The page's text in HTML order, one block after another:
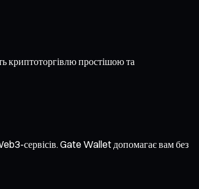
криптоторгівлю простішою та
сервісів. Gate Wallet допомагає вам без